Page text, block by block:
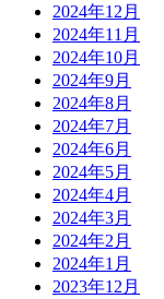
2024年12月
2024年11月
2024年10月
2024年9月
2024年8月
2024年7月
2024年6月
2024年5月
2024年4月
2024年3月
2024年2月
2024年1月
2023年12月